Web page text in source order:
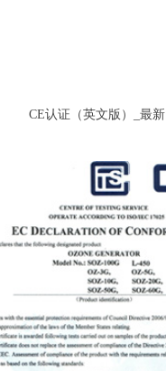
CE认证（英文版）_最新